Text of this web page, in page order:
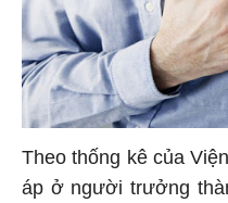
Theo thống kê của
áp ở người trưởng